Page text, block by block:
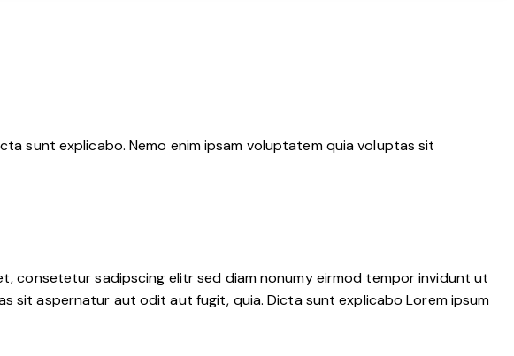
sunt explicabo. Nemo enim ipsam voluptatem quia voluptas sit
consetetur sadipscing elitr sed diam nonumy eirmod tempor invidunt ut
sit aspernatur aut odit aut fugit, quia. Dicta sunt explicabo Lorem ipsum